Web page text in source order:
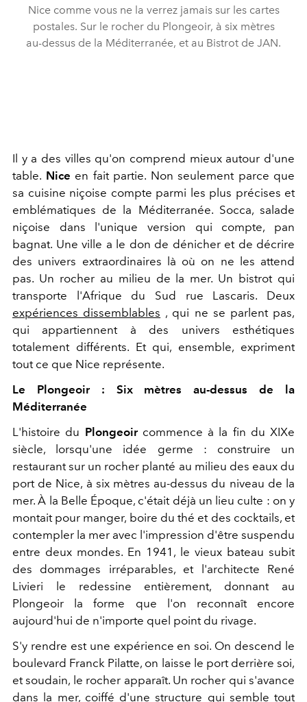
Nice comme vous ne la verrez jamais sur les cartes
postales. Sur le rocher du Plongeoir, à six mètres
au-dessus de la Méditerranée, et au Bistrot de JAN.
Il y a des villes qu'on comprend mieux autour d'une
table. Nice en fait partie. Non seulement parce que
sa cuisine niçoise compte parmi les plus précises et
emblématiques de la Méditerranée. Socca, salade
niçoise dans l'unique version qui compte, pan
bagnat. Une ville a le don de dénicher et de décrire
des univers extraordinaires là où on ne les attend
pas. Un rocher au milieu de la mer. Un bistrot qui
transporte l'Afrique du Sud rue Lascaris. Deux
expériences dissemblables , qui ne se parlent pas,
qui appartiennent à des univers esthétiques
totalement différents. Et qui, ensemble, expriment
tout ce que Nice représente.
Le Plongeoir : Six mètres au-dessus de la
Méditerranée
L'histoire du Plongeoircommence à la fin du XIXe
siècle, lorsqu'une idée germe : construire un
restaurant sur un rocher planté au milieu des eaux du
port de Nice, à six mètres au-dessus du niveau de la
mer. À la Belle Époque, c'était déjà un lieu culte : on y
montait pour manger, boire du thé et des cocktails, et
contempler la mer avec l'impression d'être suspendu
entre deux mondes. En 1941, le vieux bateau subit
des dommages irréparables, et l'architecte René
Livieri le redessine entièrement, donnant au
Plongeoir la forme que l'on reconnaît encore
aujourd'hui de n'importe quel point du rivage.
S'y rendre est une expérience en soi. On descend le
boulevard Franck Pilatte, on laisse le port derrière soi,
et soudain, le rocher apparaît. Un rocher qui s'avance
dans la mer, coiffé d'une structure qui semble tout